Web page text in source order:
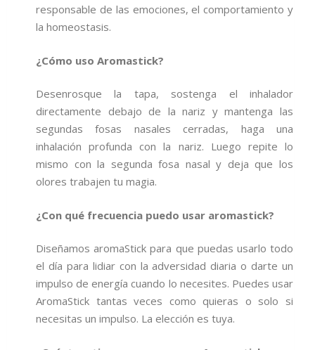
responsable de las emociones, el comportamiento y
la homeostasis.
¿Cómo uso Aromastick?
Desenrosque la tapa, sostenga el inhalador
directamente debajo de la nariz y mantenga las
segundas fosas nasales cerradas, haga una
inhalación profunda con la nariz. Luego repite lo
mismo con la segunda fosa nasal y deja que los
olores trabajen tu magia.
¿Con qué frecuencia puedo usar aromastick?
Diseñamos aromaStick para que puedas usarlo todo
el día para lidiar con la adversidad diaria o darte un
impulso de energía cuando lo necesites. Puedes usar
AromaStick tantas veces como quieras o solo si
necesitas un impulso. La elección es tuya.